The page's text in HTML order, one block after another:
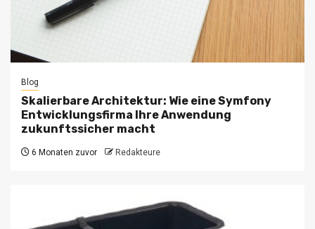
Blog
Skalierbare Architektur: Wie eine Symfony
Entwicklungsfirma Ihre Anwendung
zukunftssicher macht
6 Monaten zuvor Redakteure